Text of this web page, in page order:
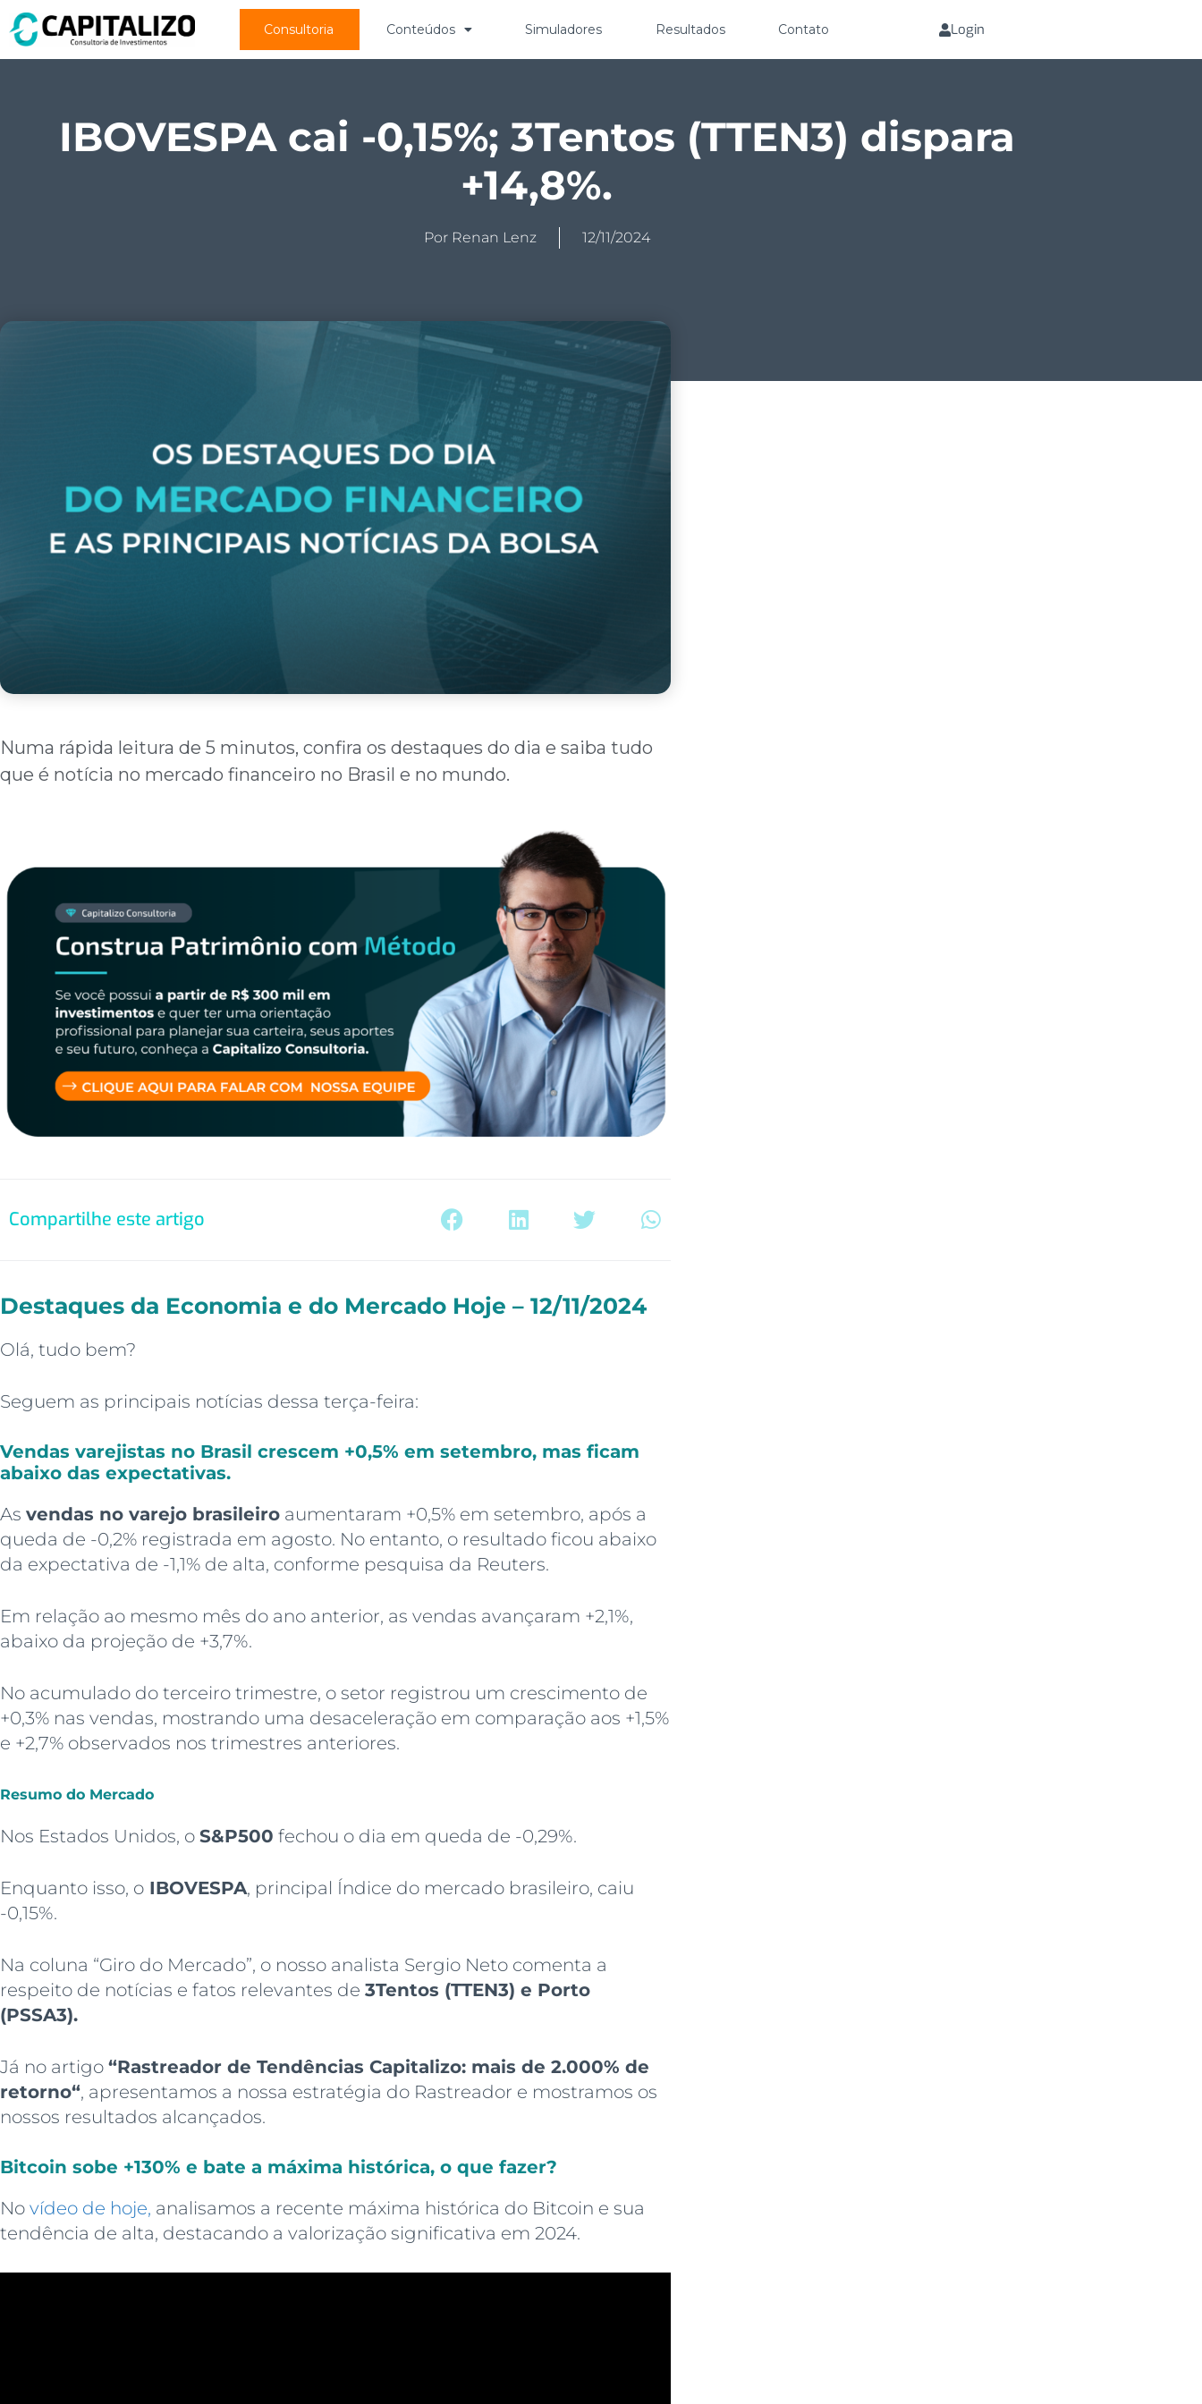
Consultoria Conteúdos Simuladores Resultados Contato Login
IBOVESPA cai -0,15%; 3Tentos (TTEN3) dispara
+14,8%.
Por Renan Lenz 12/11/2024
Numa rápida leitura de 5 minutos, confira os destaques do dia e saiba tudo
que é notícia no mercado financeiro no Brasil e no mundo.
Compartilhe este artigo
Destaques da Economia e do Mercado Hoje – 12/11/2024
Olá, tudo bem?
Seguem as principais notícias dessa terça-feira:
Vendas varejistas no Brasil crescem +0,5% em setembro, mas ficam
abaixo das expectativas.
As vendas no varejo brasileiro aumentaram +0,5% em setembro, após a
queda de -0,2% registrada em agosto. No entanto, o resultado ficou abaixo
da expectativa de -1,1% de alta, conforme pesquisa da Reuters.
Em relação ao mesmo mês do ano anterior, as vendas avançaram +2,1%,
abaixo da projeção de +3,7%.
No acumulado do terceiro trimestre, o setor registrou um crescimento de
+0,3% nas vendas, mostrando uma desaceleração em comparação aos +1,5%
e +2,7% observados nos trimestres anteriores.
Resumo do Mercado
Nos Estados Unidos, o S&P500 fechou o dia em queda de -0,29%.
Enquanto isso, o IBOVESPA, principal Índice do mercado brasileiro, caiu
-0,15%.
Na coluna “Giro do Mercado”, o nosso analista Sergio Neto comenta a
respeito de notícias e fatos relevantes de 3Tentos (TTEN3) e Porto
(PSSA3).
Já no artigo “Rastreador de Tendências Capitalizo: mais de 2.000% de
retorno“, apresentamos a nossa estratégia do Rastreador e mostramos os
nossos resultados alcançados.
Bitcoin sobe +130% e bate a máxima histórica, o que fazer?
No vídeo de hoje, analisamos a recente máxima histórica do Bitcoin e sua
tendência de alta, destacando a valorização significativa em 2024.